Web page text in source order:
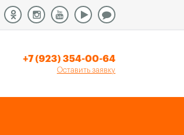
+7 (923) 354-00-64
Оставить заявку